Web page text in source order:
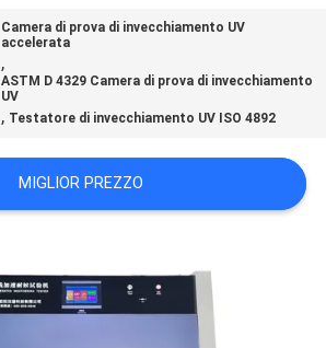
Camera di prova di invecchiamento UV
accelerata
,
ASTM D 4329 Camera di prova di invecchiamento
UV
, Testatore di invecchiamento UV ISO 4892
MIGLIOR PREZZO